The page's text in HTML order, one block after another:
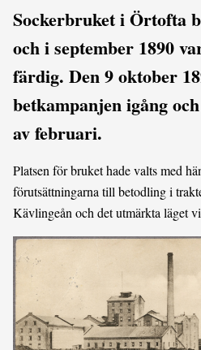
Sockerbruket i Örtofta
och i september 1890
färdig. Den 9 oktober
betkampanjen igång
av februari.
Platsen för bruket hade valts med
förutsättningarna till betodling i
Kävlingeån och det utmärkta läget